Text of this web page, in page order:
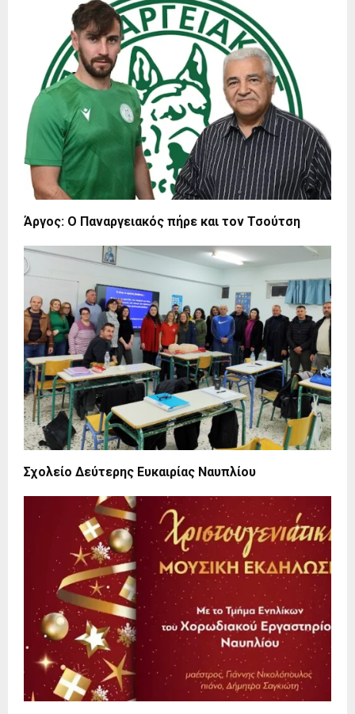
Άργος: Ο Παναργειακός πήρε και τον Τσούτση
Σχολείο Δεύτερης Ευκαιρίας Ναυπλίου